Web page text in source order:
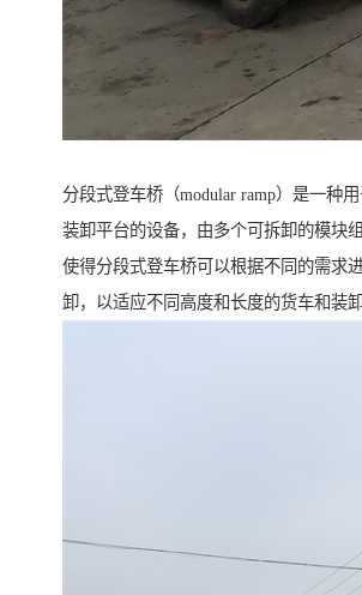
分段式登车桥（modular ramp）是一种
装卸平台的设备，由多个可拆卸的模块
使得分段式登车桥可以根据不同的需求
卸，以适应不同高度和长度的货车和装卸